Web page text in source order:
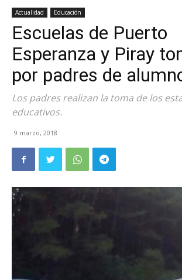
Actualidad Educación
Escuelas de Puerto
Esperanza y Piray
por padres de
Los padres realizan la toma de los
educativos.
9 marzo, 2018